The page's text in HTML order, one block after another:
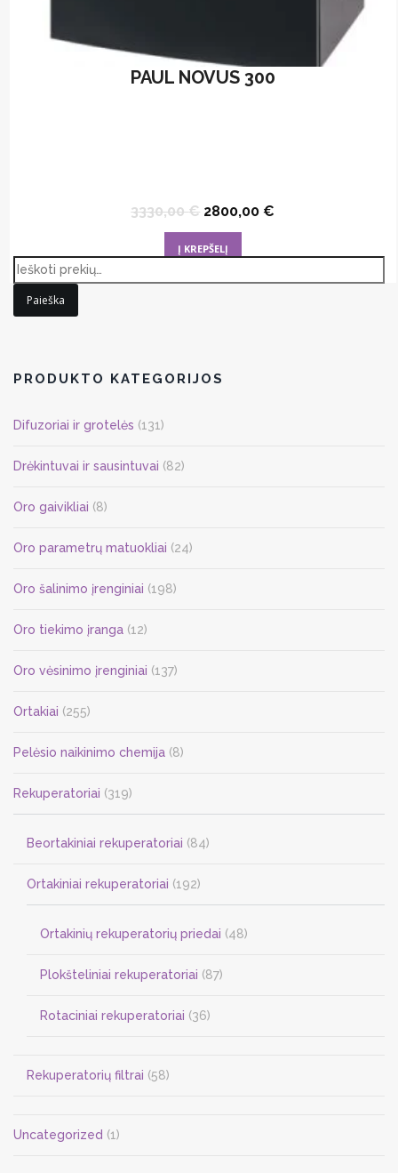
PAUL NOVUS 300
3330,00€ Original
was:
3330,00 €.
2800,00 €
2800,00 €.
Į KREPŠELĮ
Paieška
PRODUKTO KATEGORIJOS
Difuzoriai ir grotelės (131)
Drėkintuvai ir sausintuvai (82)
Oro gaivikliai (8)
Oro parametrų matuokliai (24)
Oro šalinimo įrenginiai (198)
Oro tiekimo įranga (12)
Oro vėsinimo įrenginiai (137)
Ortakiai (255)
Pelėsio naikinimo chemija (8)
Rekuperatoriai (319)
Beortakiniai rekuperatoriai (84)
Ortakiniai rekuperatoriai (192)
Ortakinių rekuperatorių priedai (48)
Plokšteliniai rekuperatoriai (87)
Rotaciniai rekuperatoriai (36)
Rekuperatorių filtrai (58)
Uncategorized (1)